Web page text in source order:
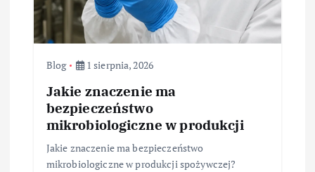
Blog 1 sierpnia, 2026
Jakie znaczenie ma
bezpieczeństwo
mikrobiologiczne w produkcji
Jakie znaczenie ma bezpieczeństwo
mikrobiologiczne w produkcji spożywczej?